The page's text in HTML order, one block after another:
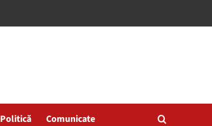
Politică Comunicate